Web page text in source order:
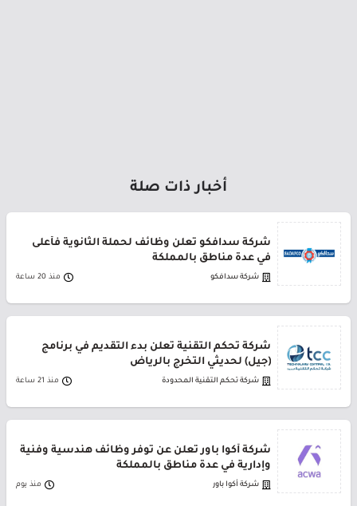
أخبار ذات صلة
شركة سدافكو تعلن وظائف لحملة الثانوية فأعلى
في عدة مناطق بالمملكة
شركة سدافكو منذ 20 ساعة
شركة تحكم التقنية تعلن بدء التقديم في برنامج
(جيل) لحديثي التخرج بالرياض
شركة تحكم التقنية المحدودة منذ 21 ساعة
شركة أكوا باور تعلن عن توفر وظائف هندسية وفنية
وإدارية في عدة مناطق بالمملكة
شركة أكوا باور منذ يوم